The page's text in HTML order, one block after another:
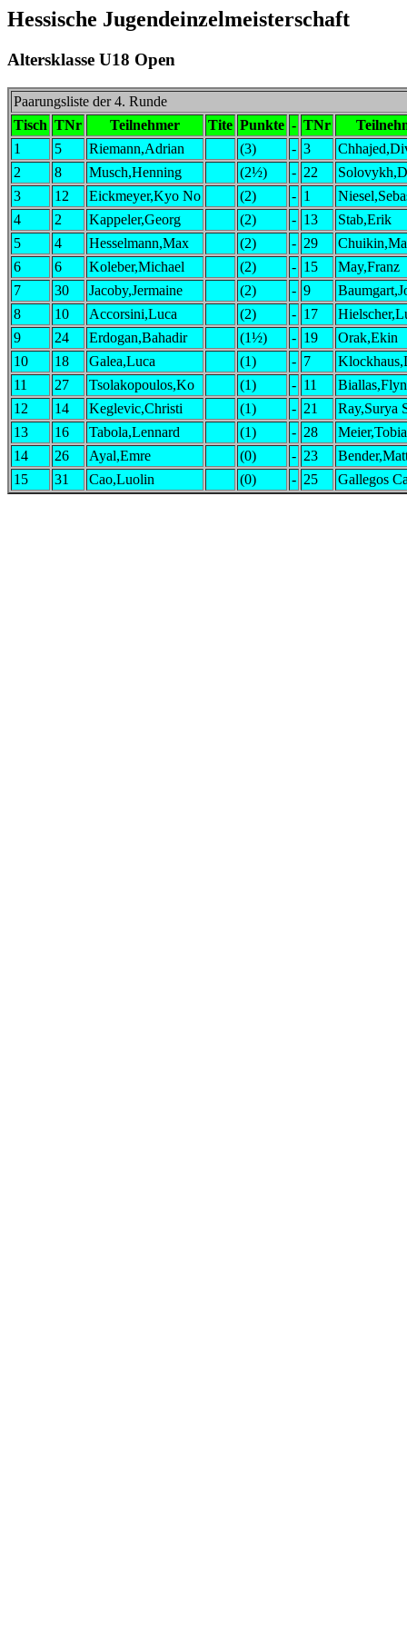
Hessische Jugendeinzelmeisterschaft
Altersklasse U18 Open
Paarungsliste der 4. Runde
Tisch TNr Teilnehmer Tite Punkte - TNr
1
5 Riemann,Adrian (3) - 3
2
8 Musch,Henning (2½) - 22
3
12 Eickmeyer,Kyo No (2) - 1
4
2 Kappeler,Georg (2) - 13
Stab,Erik
5
4 Hesselmann,Max (2) - 29
6
6 Koleber,Michael (2) - 15
May,Franz
7
30 Jacoby,Jermaine (2) - 9
8
10 Accorsini,Luca (2) - 17
9
24 Erdogan,Bahadir (1½) - 19
Orak,Ekin
10
18 Galea,Luca (1) - 7
11
27 Tsolakopoulos,Ko (1) - 11
12
14 Keglevic,Christi (1) - 21
Ray,Surya
13
16 Tabola,Lennard (1) - 28
14
26 Ayal,Emre (0) - 23
15
31 Cao,Luolin (0) - 25 Gallegos